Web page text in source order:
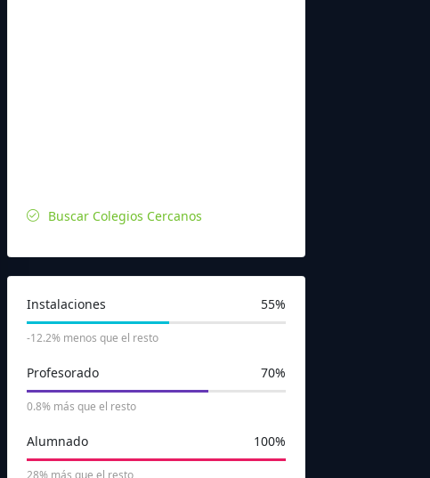
Buscar Colegios Cercanos
Instalaciones 55%
-12.2% menos que el resto
Profesorado 70%
0.8% más que el resto
Alumnado 100%
28% más que el resto